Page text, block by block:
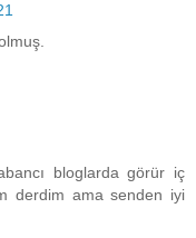
bloglarda görür iç
derdim ama senden iyi